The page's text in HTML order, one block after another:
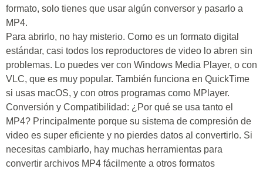
formato, solo tienes que usar algún conversor y pasarlo a
MP4.
Para abrirlo, no hay misterio. Como es un formato digital
estándar, casi todos los reproductores de video lo abren sin
problemas. Lo puedes ver con Windows Media Player, o con
VLC, que es muy popular. También funciona en QuickTime
si usas macOS, y con otros programas como MPlayer.
Conversión y Compatibilidad: ¿Por qué se usa tanto el
MP4? Principalmente porque su sistema de compresión de
video es super eficiente y no pierdes datos al convertirlo. Si
necesitas cambiarlo, hay muchas herramientas para
convertir archivos MP4 fácilmente a otros formatos